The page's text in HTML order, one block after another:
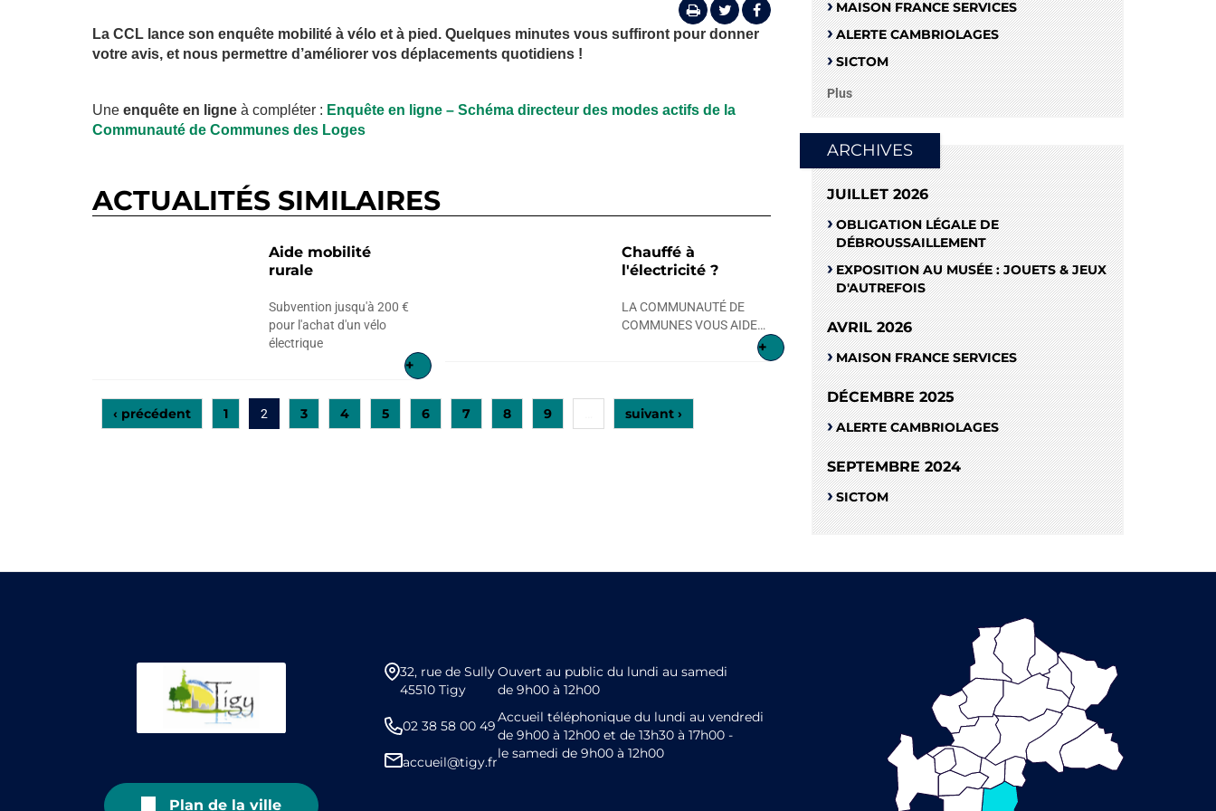
La CCL lance son enquête mobilité à vélo et à pied. Quelques minutes vous suffiront pour donner
votre avis, et nous permettre d’améliorer vos déplacements quotidiens !
Une enquête en ligne à compléter : Enquête en ligne – Schéma directeur des modes actifs de la
Communauté de Communes des Loges
ACTUALITÉS SIMILAIRES
Aide mobilité
rurale
Subvention jusqu'à 200 €
pour l'achat d'un vélo
électrique
+
Chauffé à
l'électricité ?
LA COMMUNAUTÉ DE
COMMUNES VOUS AIDE…
+
‹ précédent 1 2 3 4 5 6 7 8 9 suivant ›
MAISON FRANCE SERVICES
ALERTE CAMBRIOLAGES
SICTOM
Plus
ARCHIVES
JUILLET 2026
OBLIGATION LÉGALE DE
DÉBROUSSAILLEMENT
EXPOSITION AU MUSÉE : JOUETS & JEUX
D'AUTREFOIS
AVRIL 2026
MAISON FRANCE SERVICES
DÉCEMBRE 2025
ALERTE CAMBRIOLAGES
SEPTEMBRE 2024
SICTOM
Plan de la ville
32, rue de Sully
45510 Tigy
02 38 58 00 49
accueil@tigy.fr
Ouvert au public du lundi au samedi
de 9h00 à 12h00
Accueil téléphonique du lundi au vendredi
de 9h00 à 12h00 et de 13h30 à 17h00 -
le samedi de 9h00 à 12h00